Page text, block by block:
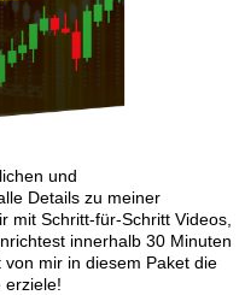
und
Details zu meiner
mit Schritt-für-Schritt Videos,
innerhalb 30 Minuten
mir in diesem Paket die
erziele!